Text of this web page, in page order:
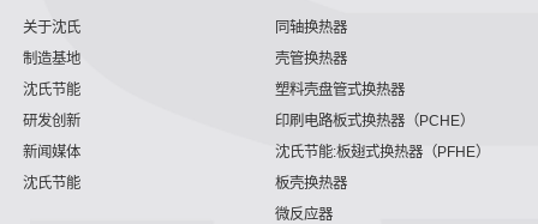
关于沈氏
制造基地
沈氏节能
研发创新
新闻媒体
沈氏节能
同轴换热器
壳管换热器
塑料壳盘管式换热器
印刷电路板式换热器（PCHE）
沈氏节能:板翅式换热器（PFHE）
板壳换热器
微反应器